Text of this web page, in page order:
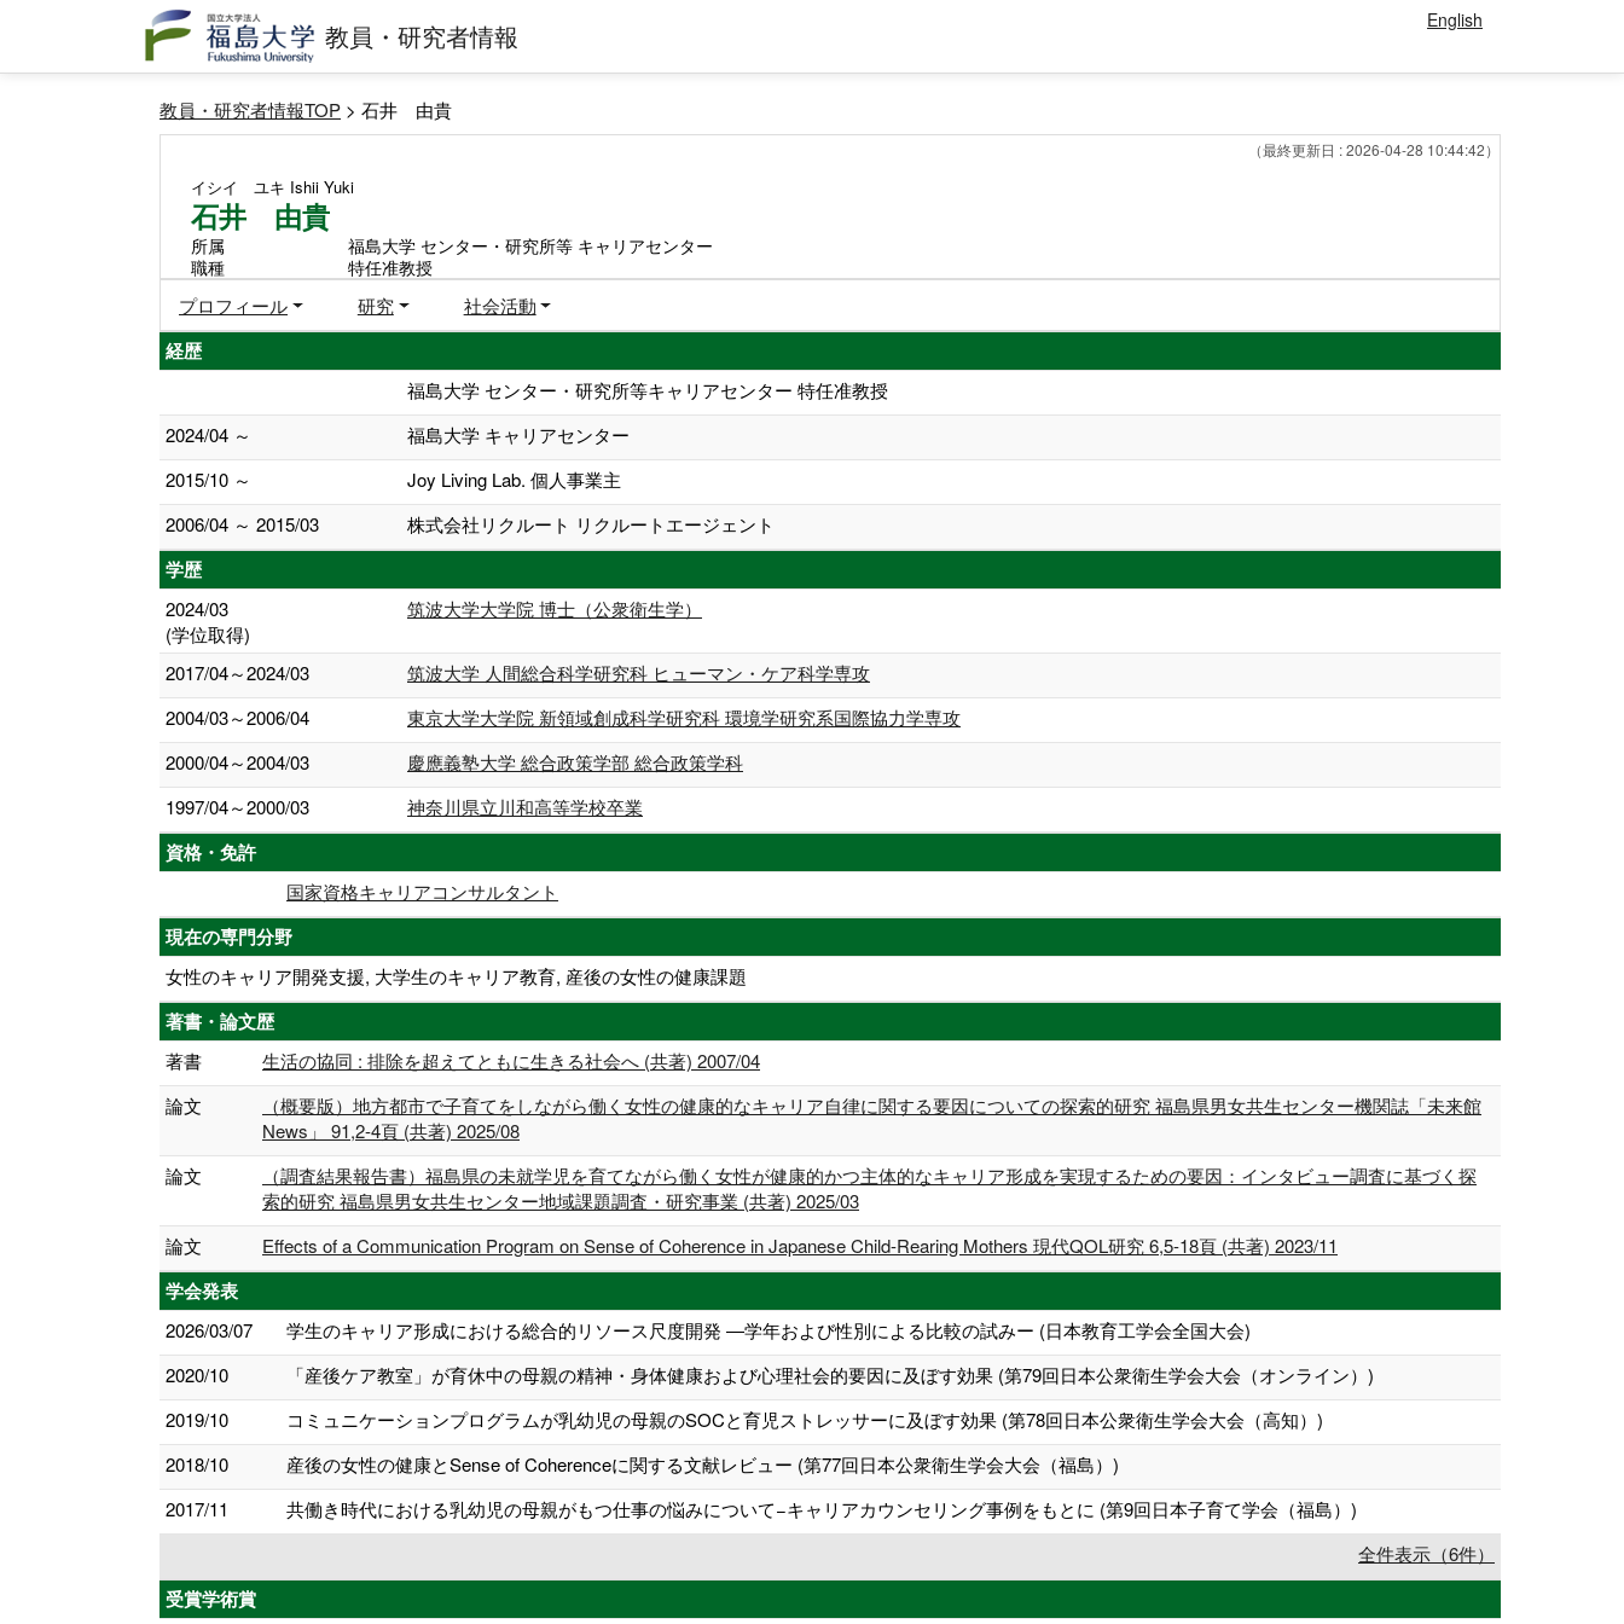
教員・研究者情報 English
教員・研究者情報TOP > 石井 由貴
（最終更新日 : 2026-04-28 10:44:42）
イシイ ユキ Ishii Yuki
石井 由貴
所属
福島大学 センター・研究所等 キャリアセンター
職種
特任准教授
プロフィール 研究 社会活動
経歴
福島大学 センター・研究所等キャリアセンター 特任准教授
2024/04 ～
福島大学 キャリアセンター
2015/10 ～
Joy Living Lab. 個人事業主
2006/04 ～ 2015/03
株式会社リクルート リクルートエージェント
学歴
2024/03
(学位取得)
筑波大学大学院 博士（公衆衛生学）
2017/04～2024/03
筑波大学 人間総合科学研究科 ヒューマン・ケア科学専攻
2004/03～2006/04
東京大学大学院 新領域創成科学研究科 環境学研究系国際協力学専攻
2000/04～2004/03
慶應義塾大学 総合政策学部 総合政策学科
1997/04～2000/03
神奈川県立川和高等学校卒業
資格・免許
国家資格キャリアコンサルタント
現在の専門分野
女性のキャリア開発支援, 大学生のキャリア教育, 産後の女性の健康課題
著書・論文歴
著書
生活の協同 : 排除を超えてともに生きる社会へ (共著) 2007/04
論文
（概要版）地方都市で子育てをしながら働く女性の健康的なキャリア自律に関する要因についての探索的研究 福島県男女共生センター機関誌「未来館
News」 91,2-4頁 (共著) 2025/08
論文
（調査結果報告書）福島県の未就学児を育てながら働く女性が健康的かつ主体的なキャリア形成を実現するための要因：インタビュー調査に基づく探
索的研究 福島県男⼥共⽣センター地域課題調査・研究事業 (共著) 2025/03
論文
Effects of a Communication Program on Sense of Coherence in Japanese Child-Rearing Mothers 現代QOL研究 6,5-18頁 (共著) 2023/11
学会発表
2026/03/07
学生のキャリア形成における総合的リソース尺度開発 ―学年および性別による比較の試みー (日本教育工学会全国大会)
2020/10
「産後ケア教室」が育休中の母親の精神・身体健康および心理社会的要因に及ぼす効果 (第79回日本公衆衛生学会大会（オンライン）)
2019/10
コミュニケーションプログラムが乳幼児の母親のSOCと育児ストレッサーに及ぼす効果 (第78回日本公衆衛生学会大会（高知）)
2018/10
産後の女性の健康とSense of Coherenceに関する文献レビュー (第77回日本公衆衛生学会大会（福島）)
2017/11
共働き時代における乳幼児の母親がもつ仕事の悩みについて−キャリアカウンセリング事例をもとに (第9回日本子育て学会（福島）)
全件表示（6件）
受賞学術賞